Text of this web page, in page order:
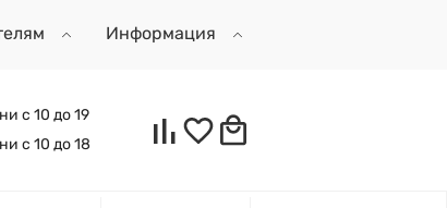
Информация
с 10 до 19
с 10 до 18